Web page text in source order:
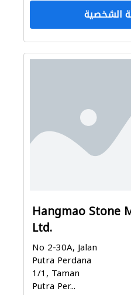
الشخصية
Hangmao Stone
Ltd.
No 2-30A, Jalan
Putra Perdana
1/1, Taman
Putra Per...